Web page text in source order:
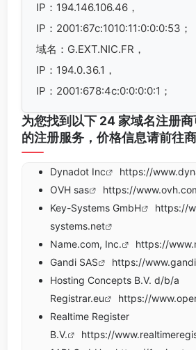
IP：194.146.106.46，
IP：2001:67c:1010:11:0:0:0:53；
域名：G.EXT.NIC.FR，
IP：194.0.36.1，
IP：2001:678:4c:0:0:0:0:1；
为您找到以下 24 家域名注册
的注册服务，价格信息请前往
Dynadot Inc
https://
OVH sas
https://
Key-Systems GmbH
https://
systems.net
Name.com, Inc.
https://
Gandi SAS
https://
Hosting Concepts B.V. d/b/a
Registrar.eu
https://
Realtime Register
B.V.
https://